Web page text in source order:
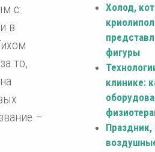
с
в
то,
–
Холод,
фигуры
клинике:
Праздник,